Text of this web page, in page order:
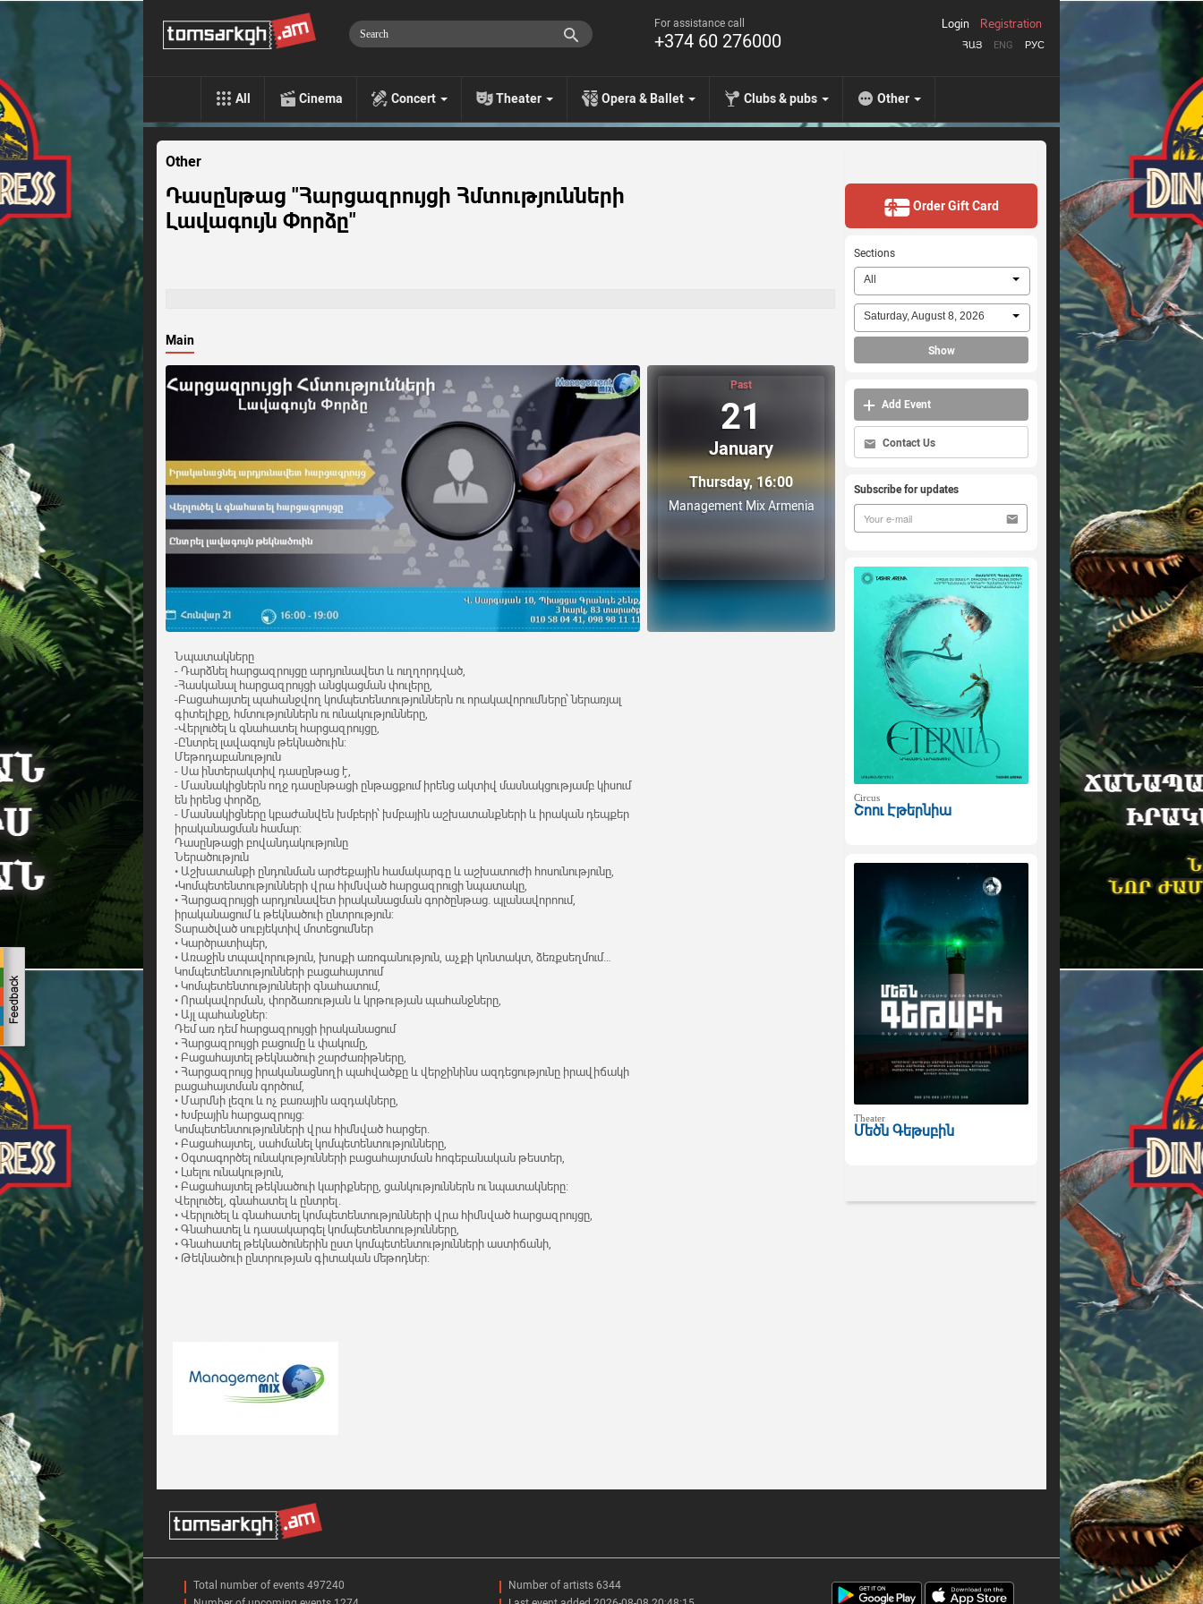
For assistance call
+374 60 276000 ՀԱՅ ENG РУС
Login Registration
All Cinema Concert Theater Opera & Ballet Clubs & pubs Other
Other
Դասընթաց "Հարցազրույցի Հմտությունների
Լավագույն Փորձը"
Main
Past
21
January
Thursday, 16:00
Management Mix Armenia
Նպատակները
- Դարձնել հարցազրույցը արդյունավետ և ուղղորդված,
-Հասկանալ հարցազրույցի անցկացման փուլերը,
-Բացահայտել պահանջվող կոմպետենտություններն ու որակավորումները՝ ներառյալ
գիտելիքը, հմտություններն ու ունակությունները,
-Վերլուծել և գնահատել հարցազրույցը,
-Ընտրել լավագույն թեկնածուին:
Մեթոդաբանություն
- Սա ինտերակտիվ դասընթաց է,
- Մասնակիցներն ողջ դասընթացի ընթացքում իրենց ակտիվ մասնակցությամբ կիսում
են իրենց փորձը,
- Մասնակիցները կբաժանվեն խմբերի՝ խմբային աշխատանքների և իրական դեպքեր
իրականացման համար:
Դասընթացի բովանդակությունը
Ներածություն
• Աշխատանքի ընդունման արժեքային համակարգը և աշխատուժի հոսունությունը,
•Կոմպետենտությունների վրա հիմնված հարցազրուցի նպատակը,
• Հարցազրույցի արդյունավետ իրականացման գործընթաց. պլանավորոում,
իրականացում և թեկնածուի ընտրություն:
Տարածված սուբյեկտիվ մոտեցումներ
• Կարծրատիպեր,
• Առաջին տպավորություն, խոսքի առոգանություն, աչքի կոնտակտ, ձեռքսեղմում…
Կոմպետենտությունների բացահայտում
• Կոմպետենտությունների գնահատում,
• Որակավորման, փորձառության և կրթության պահանջները,
• Այլ պահանջներ:
Դեմ առ դեմ հարցազրույցի իրականացում
• Հարցազրույցի բացումը և փակումը,
• Բացահայտել թեկնածուի շարժառիթները,
• Հարցազրույց իրականացնողի պահվածքը և վերջինինս ազդեցությունը իրավիճակի
բացահայտման գործում,
• Մարմնի լեզու և ոչ բառային ազդակները,
• Խմբային հարցազրույց:
Կոմպետենտությունների վրա հիմնված հարցեր.
• Բացահայտել, սահմանել կոմպետենտությունները,
• Օգտագործել ունակությունների բացահայտման հոգեբանական թեստեր,
• Լսելու ունակություն,
• Բացահայտել թեկնածուի կարիքները, ցանկություններն ու նպատակները:
Վերլուծել, գնահատել և ընտրել.
• Վերլուծել և գնահատել կոմպետենտությունների վրա հիմնված հարցազրույցը,
• Գնահատել և դասակարգել կոմպետենտությունները,
• Գնահատել թեկնածուներին ըստ կոմպետենտությունների աստիճանի,
• Թեկնածուի ընտրության գիտական մեթոդներ:
Order Gift Card
Sections
All
Saturday, August 8, 2026
Show
Add Event
Contact Us
Subscribe for updates
Circus
Շոու Էթերնիա
Theater
Մեծն Գեթսբին
Total number of events 497240
Number of artists 6344